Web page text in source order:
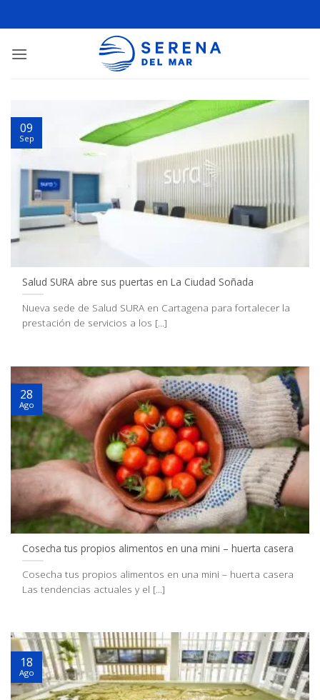
Salud SURA abre sus puertas en La Ciudad Soñada
Nueva sede de Salud SURA en Cartagena para fortalecer la
prestación de servicios a los [...]
09
Sep
Cosecha tus propios alimentos en una mini – huerta casera
Cosecha tus propios alimentos en una mini – huerta casera
Las tendencias actuales y el [...]
28
Ago
18
Ago